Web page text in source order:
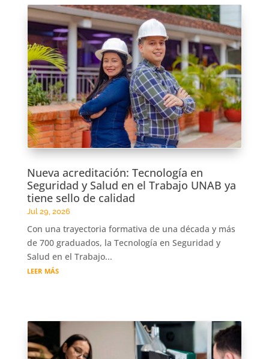
Nueva acreditación: Tecnología en
Seguridad y Salud en el Trabajo UNAB ya
tiene sello de calidad
Jul 29, 2026
Con una trayectoria formativa de una década y más
de 700 graduados, la Tecnología en Seguridad y
Salud en el Trabajo...
leer más